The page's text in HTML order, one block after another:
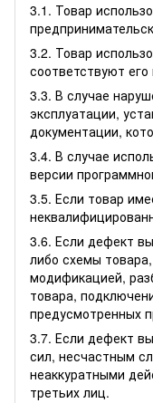
3.1. Товар
3.2. Товар
соответствуют
3.3. В случае
эксплуатации,
документации,
3.4. В случае
версии
3.5. Если товар
3.6. Если дефект
либо схемы
модификацией,
товара,
предусмотренных
3.7. Если дефект
сил, несчастным
неаккуратными
третьих лиц.